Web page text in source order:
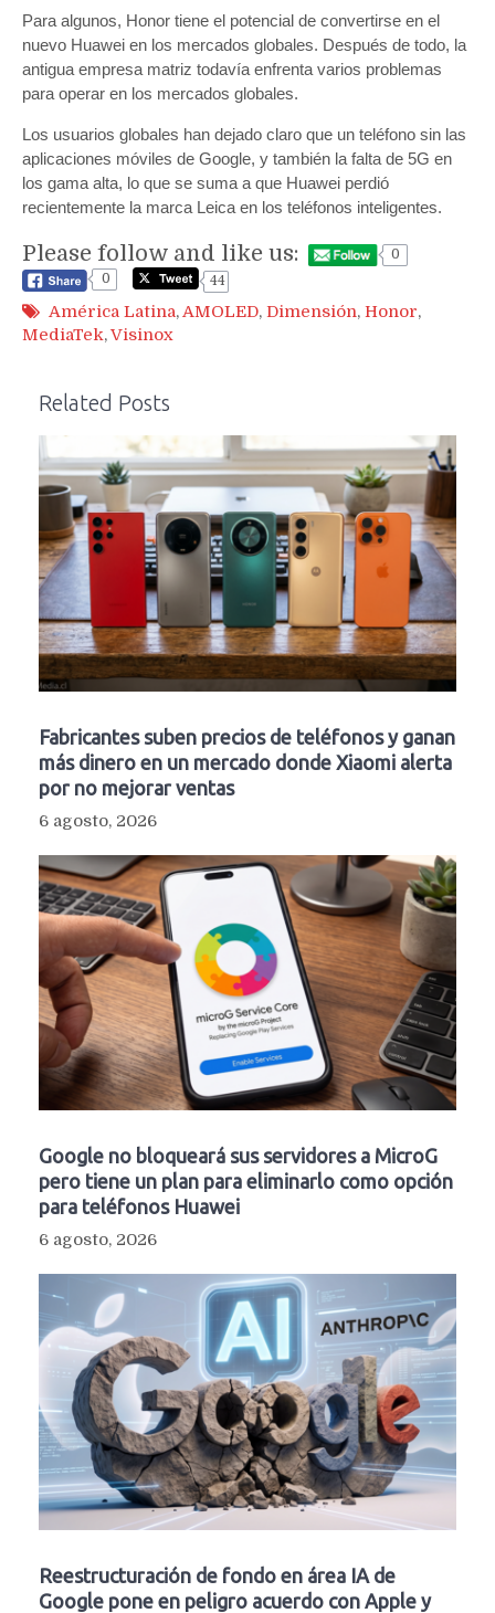
Para algunos, Honor tiene el potencial de convertirse en el
nuevo Huawei en los mercados globales. Después de todo, la
antigua empresa matriz todavía enfrenta varios problemas
para operar en los mercados globales.
Los usuarios globales han dejado claro que un teléfono sin las
aplicaciones móviles de Google, y también la falta de 5G en
los gama alta, lo que se suma a que Huawei perdió
recientemente la marca Leica en los teléfonos inteligentes.
Please follow and like us:
0
0
44
América Latina,AMOLED, Dimensión, Honor,
MediaTek,Visinox
Related Posts
Fabricantes suben precios de teléfonos y ganan
más dinero en un mercado donde Xiaomi alerta
por no mejorar ventas
6 agosto, 2026
Google no bloqueará sus servidores a MicroG
pero tiene un plan para eliminarlo como opción
para teléfonos Huawei
6 agosto, 2026
Reestructuración de fondo en área IA de
Google pone en peligro acuerdo con Apple y